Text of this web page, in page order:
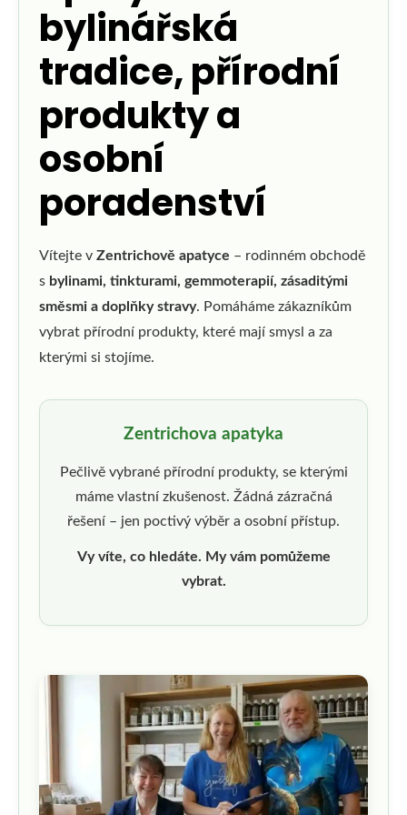
bylinářská
tradice, přírodní
produkty a
osobní
poradenství
Vítejte v Zentrichově apatyce – rodinném obchodě
s bylinami, tinkturami, gemmoterapií, zásaditými
směsmi a doplňky stravy. Pomáháme zákazníkům
vybrat přírodní produkty, které mají smysl a za
kterými si stojíme.
Zentrichova apatyka
Pečlivě vybrané přírodní produkty, se kterými
máme vlastní zkušenost. Žádná zázračná
řešení – jen poctivý výběr a osobní přístup.
Vy víte, co hledáte. My vám pomůžeme
vybrat.
HLEDAT